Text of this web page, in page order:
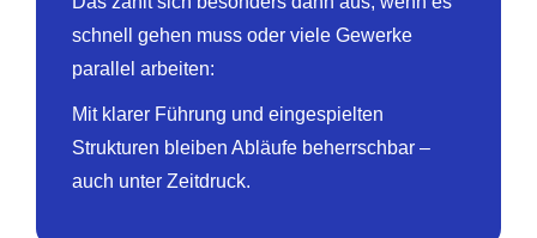
schnell gehen muss oder viele Gewerke
parallel arbeiten:
Mit klarer Führung und eingespielten
Strukturen bleiben Abläufe beherrschbar –
auch unter Zeitdruck.